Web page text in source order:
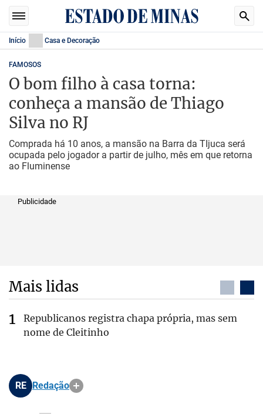
Início Casa e Decoração
FAMOSOS
O bom filho à casa torna:
conheça a mansão de Thiago
Silva no RJ
Comprada há 10 anos, a mansão na Barra da TIjuca será
ocupada pelo jogador a partir de julho, mês em que retorna
ao Fluminense
Publicidade
Mais lidas
Republicanos registra chapa própria, mas sem
nome de Cleitinho
RE Redação